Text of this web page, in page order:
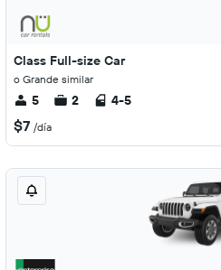
Class Full-size Car
o Grande similar
5 2 4-5
$7 /día